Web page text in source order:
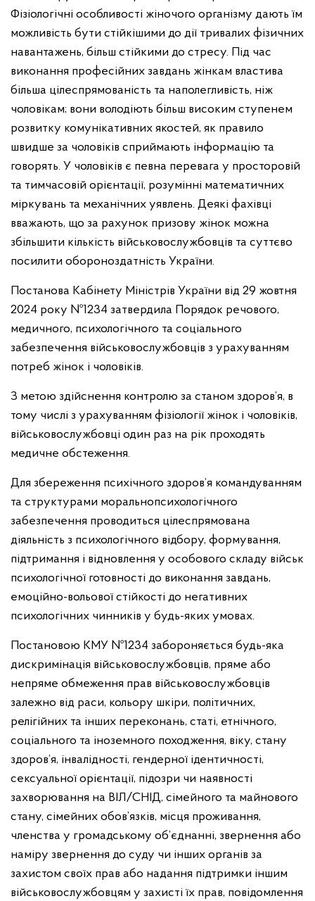
Фізіологічні особливості жіночого організму дають їм
можливість бути стійкішими до дії тривалих фізичних
навантажень, більш стійкими до стресу. Під час
виконання професійних завдань жінкам властива
більша цілеспрямованість та наполегливість, ніж
чоловікам; вони володіють більш високим ступенем
розвитку комунікативних якостей, як правило
швидше за чоловіків сприймають інформацію та
говорять. У чоловіків є певна перевага у просторовій
та тимчасовій орієнтації, розумінні математичних
міркувань та механічних уявлень. Деякі фахівці
вважають, що за рахунок призову жінок можна
збільшити кількість військовослужбовців та суттєво
посилити обороноздатність України.
Постанова Кабінету Міністрів України від 29 жовтня
2024 року №1234 затвердила Порядок речового,
медичного, психологічного та соціального
забезпечення військовослужбовців з урахуванням
потреб жінок і чоловіків.
З метою здійснення контролю за станом здоров’я, в
тому числі з урахуванням фізіології жінок і чоловіків,
військовослужбовці один раз на рік проходять
медичне обстеження.
Для збереження психічного здоров’я командуванням
та структурами моральнопсихологічного
забезпечення проводиться цілеспрямована
діяльність з психологічного відбору, формування,
підтримання і відновлення у особового складу військ
психологічної готовності до виконання завдань,
емоційно-вольової стійкості до негативних
психологічних чинників у будь-яких умовах.
Постановою КМУ №1234 забороняється будь-яка
дискримінація військовослужбовців, пряме або
непряме обмеження прав військовослужбовців
залежно від раси, кольору шкіри, політичних,
релігійних та інших переконань, статі, етнічного,
соціального та іноземного походження, віку, стану
здоров’я, інвалідності, гендерної ідентичності,
сексуальної орієнтації, підозри чи наявності
захворювання на ВІЛ/СНІД, сімейного та майнового
стану, сімейних обов’язків, місця проживання,
членства у громадському об’єднанні, звернення або
наміру звернення до суду чи інших органів за
захистом своїх прав або надання підтримки іншим
військовослужбовцям у захисті їх прав, повідомлення